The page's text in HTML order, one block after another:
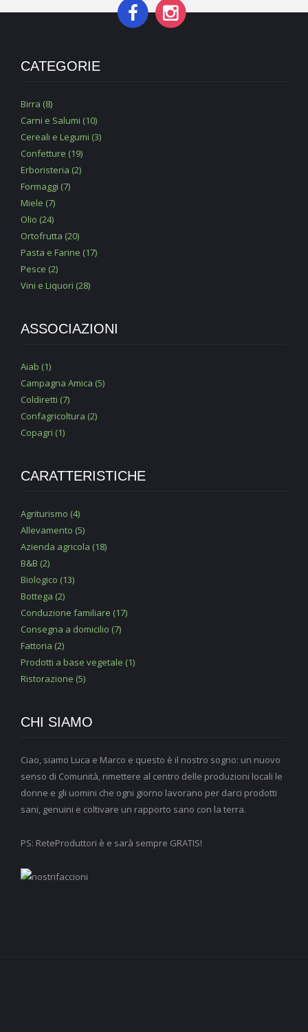
CATEGORIE
Birra (8)
Carni e Salumi (10)
Cereali e Legumi (3)
Confetture (19)
Erboristeria (2)
Formaggi (7)
Miele (7)
Olio (24)
Ortofrutta (20)
Pasta e Farine (17)
Pesce (2)
Vini e Liquori (28)
ASSOCIAZIONI
Aiab (1)
Campagna Amica (5)
Coldiretti (7)
Confagricoltura (2)
Copagri (1)
CARATTERISTICHE
Agriturismo (4)
Allevamento (5)
Azienda agricola (18)
B&B (2)
Biologico (13)
Bottega (2)
Conduzione familiare (17)
Consegna a domicilio (7)
Fattoria (2)
Prodotti a base vegetale (1)
Ristorazione (5)
CHI SIAMO
Ciao, siamo Luca e Marco e questo è il nostro sogno: un nuovo
senso di Comunità, rimettere al centro delle produzioni locali le
donne e gli uomini che ogni giorno lavorano per darci prodotti
sani, genuini e coltivare un rapporto sano con la terra.
PS: ReteProduttori è e sarà sempre GRATIS!